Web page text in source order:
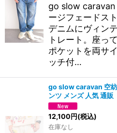
go slow caravan
ージフェードス
デニムにヴィン
トレート。座っ
ポケットを両サ
ッチ付…
go slow caravan 空
ンツ メンズ 人気 通販
12,100円(税込)
在庫なし